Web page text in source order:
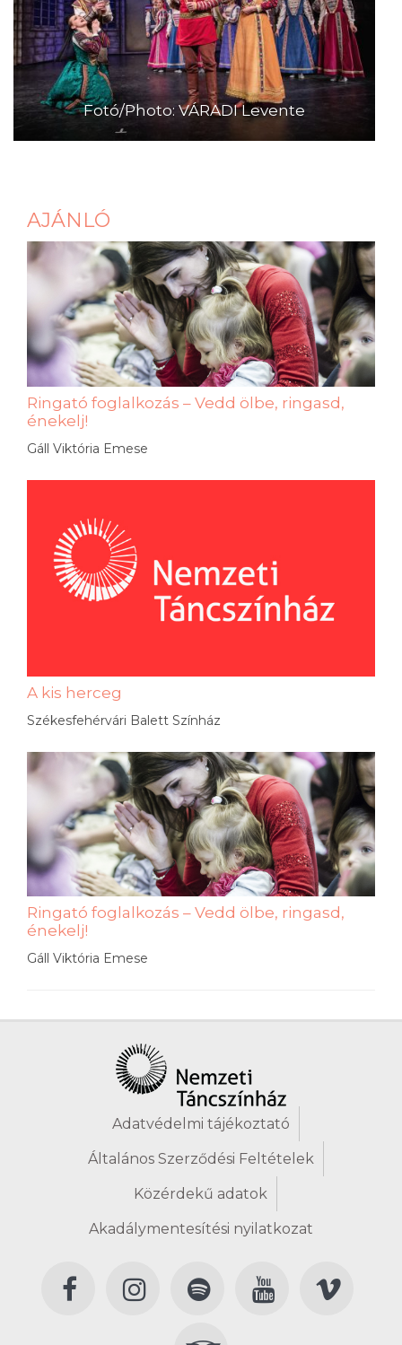
Fotó/Photo: VÁRADI Levente
AJÁNLÓ
Ringató foglalkozás – Vedd ölbe, ringasd,
énekelj!
Gáll Viktória Emese
A kis herceg
Székesfehérvári Balett Színház
Ringató foglalkozás – Vedd ölbe, ringasd,
énekelj!
Gáll Viktória Emese
Adatvédelmi tájékoztató
Általános Szerződési Feltételek
Közérdekű adatok
Akadálymentesítési nyilatkozat